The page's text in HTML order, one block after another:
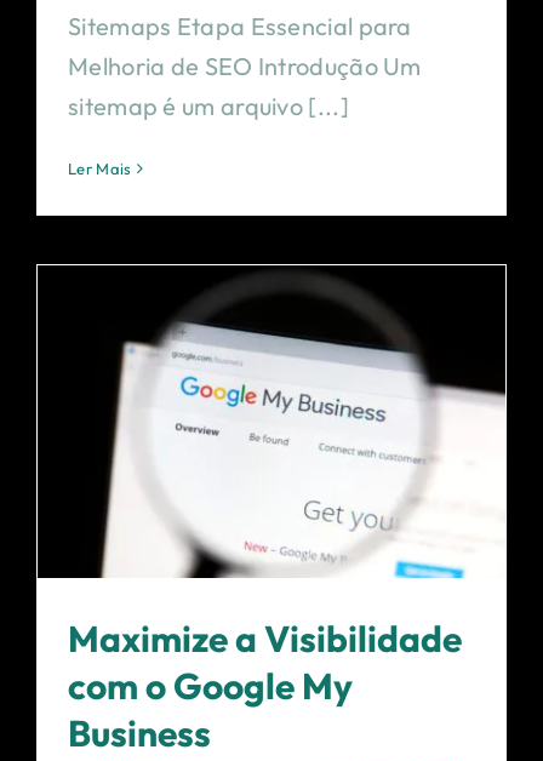
Sitemaps Etapa Essencial para
Melhoria de SEO Introdução Um
sitemap é um arquivo [...]
Ler Mais
Maximize a Visibilidade
com o Google My
Business